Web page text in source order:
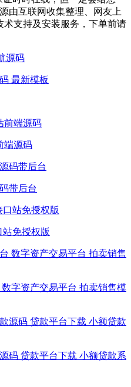
由互联网收集整理、网友上
支持及安装服务，下单前请
源码
最新模板
端源码
带后台
站免授权版
字资产交易平台 拍卖销售模
码 贷款平台下载 小额贷款系